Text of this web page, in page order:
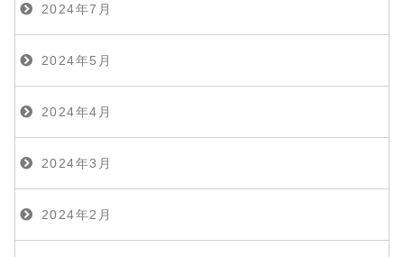
2024年7月
2024年5月
2024年4月
2024年3月
2024年2月